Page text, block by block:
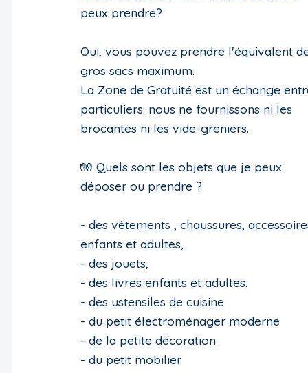
peux prendre?
Oui, vous pouvez prendre l'équivalent
gros sacs maximum.
La Zone de Gratuité est un échange
particuliers: nous ne fournissons ni les
brocantes ni les vide-greniers.
🧤 Quels sont les objets que je peux
déposer ou prendre ?
- des vêtements , chaussures,
enfants et adultes,
- des jouets,
- des livres enfants et adultes.
- des ustensiles de cuisine
- du petit électroménager moderne
- de la petite décoration
- du petit mobilier.